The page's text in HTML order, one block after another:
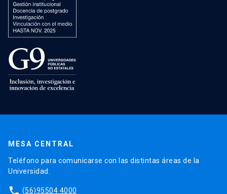
MESA CENTRAL
Teléfono para comunicarse con las distintas áreas de la
Universidad.
phone (56)95504 4000